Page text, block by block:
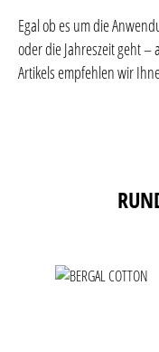
Egal ob es um die
oder die Jahreszeit geht –
Artikels empfehlen wir
Produktgalerie